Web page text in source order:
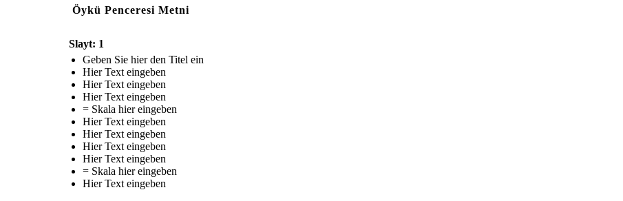
Öykü Penceresi Metni
Slayt: 1
Geben Sie hier den Titel ein
Hier Text eingeben
Hier Text eingeben
Hier Text eingeben
= Skala hier eingeben
Hier Text eingeben
Hier Text eingeben
Hier Text eingeben
Hier Text eingeben
= Skala hier eingeben
Hier Text eingeben